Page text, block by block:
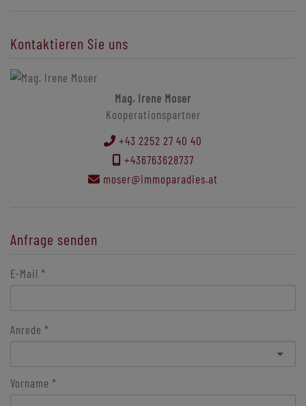
Kontaktieren Sie uns
Mag. Irene Moser
Kooperationspartner
+43 2252 27 40 40
+436763628737
moser@immoparadies.at
Anfrage senden
E-Mail
Anrede
Vorname